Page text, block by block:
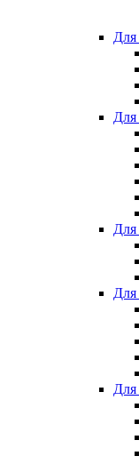
Для
Для
Для
Для
Для